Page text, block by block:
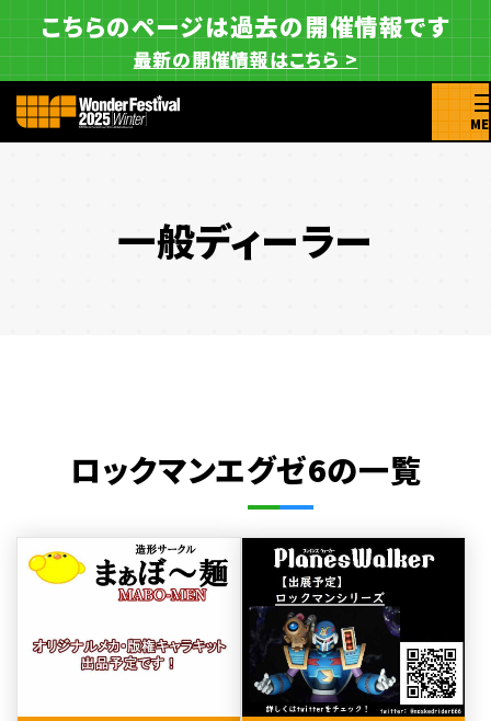
こちらのページは過去の開催情報です
最新の開催情報はこちら >
一般ディーラー
ロックマンエグゼ6の一覧